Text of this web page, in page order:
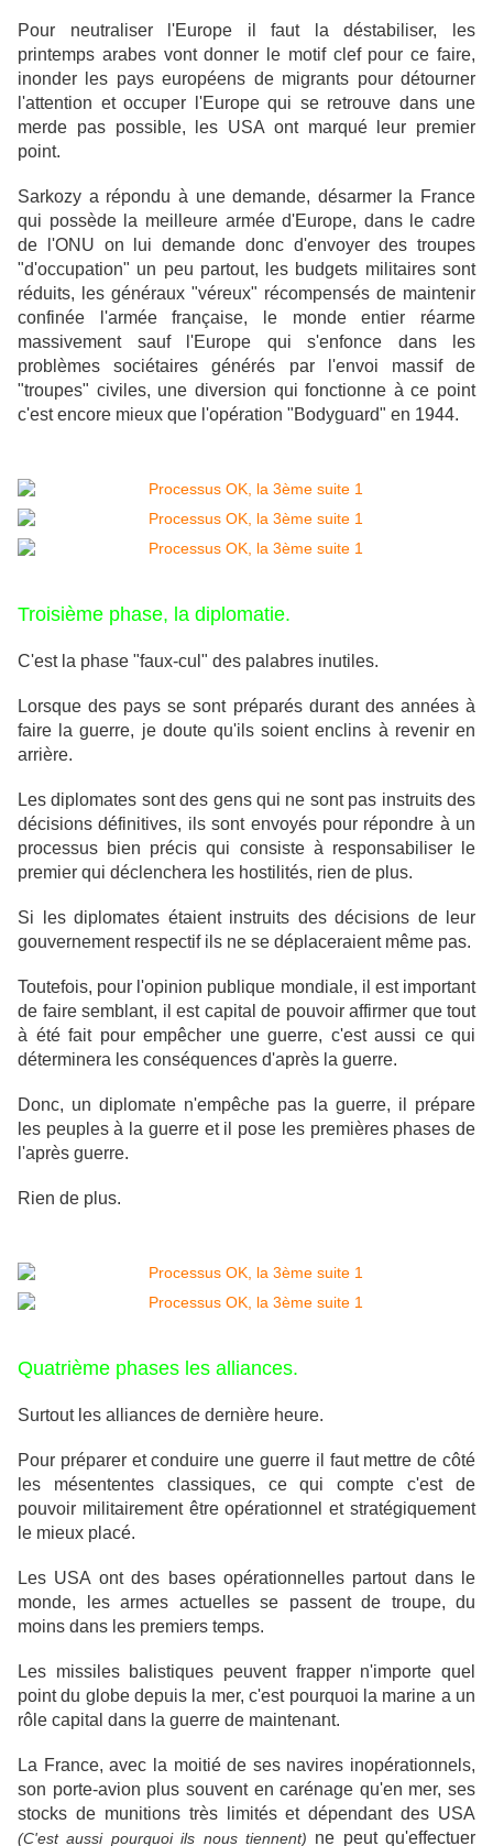
Pour neutraliser l'Europe il faut la déstabiliser, les
printemps arabes vont donner le motif clef pour ce faire,
inonder les pays européens de migrants pour détourner
l'attention et occuper l'Europe qui se retrouve dans une
merde pas possible, les USA ont marqué leur premier
point.
Sarkozy a répondu à une demande, désarmer la France
qui possède la meilleure armée d'Europe, dans le cadre
de l'ONU on lui demande donc d'envoyer des troupes
"d'occupation" un peu partout, les budgets militaires sont
réduits, les généraux "véreux" récompensés de maintenir
confinée l'armée française, le monde entier réarme
massivement sauf l'Europe qui s'enfonce dans les
problèmes sociétaires générés par l'envoi massif de
"troupes" civiles, une diversion qui fonctionne à ce point
c'est encore mieux que l'opération "Bodyguard" en 1944.
Troisième phase, la diplomatie.
C'est la phase "faux-cul" des palabres inutiles.
Lorsque des pays se sont préparés durant des années à
faire la guerre, je doute qu'ils soient enclins à revenir en
arrière.
Les diplomates sont des gens qui ne sont pas instruits des
décisions définitives, ils sont envoyés pour répondre à un
processus bien précis qui consiste à responsabiliser le
premier qui déclenchera les hostilités, rien de plus.
Si les diplomates étaient instruits des décisions de leur
gouvernement respectif ils ne se déplaceraient même pas.
Toutefois, pour l'opinion publique mondiale, il est important
de faire semblant, il est capital de pouvoir affirmer que tout
à été fait pour empêcher une guerre, c'est aussi ce qui
déterminera les conséquences d'après la guerre.
Donc, un diplomate n'empêche pas la guerre, il prépare
les peuples à la guerre et il pose les premières phases de
l'après guerre.
Rien de plus.
Quatrième phases les alliances.
Surtout les alliances de dernière heure.
Pour préparer et conduire une guerre il faut mettre de côté
les mésententes classiques, ce qui compte c'est de
pouvoir militairement être opérationnel et stratégiquement
le mieux placé.
Les USA ont des bases opérationnelles partout dans le
monde, les armes actuelles se passent de troupe, du
moins dans les premiers temps.
Les missiles balistiques peuvent frapper n'importe quel
point du globe depuis la mer, c'est pourquoi la marine a un
rôle capital dans la guerre de maintenant.
La France, avec la moitié de ses navires inopérationnels,
son porte-avion plus souvent en carénage qu'en mer, ses
stocks de munitions très limités et dépendant des USA
(C'est aussi pourquoi ils nous tiennent) ne peut qu'effectuer